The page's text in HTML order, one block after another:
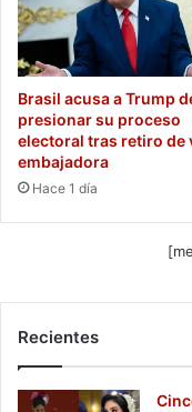
Brasil acusa a Trump
presionar su proceso
electoral tras retiro de
embajadora
Hace 1 día
Recientes